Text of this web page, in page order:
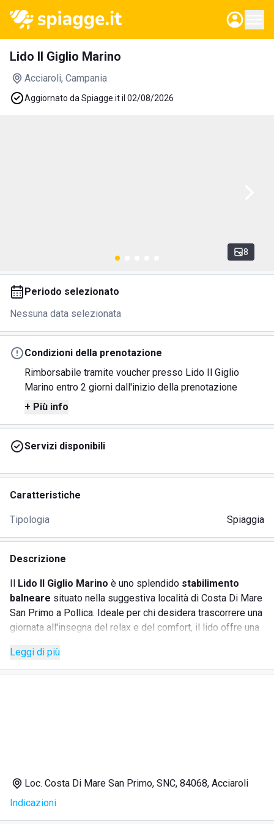
Lido Il Giglio Marino
Acciaroli, Campania
Aggiornato da Spiagge.it il 02/08/2026
8
Periodo selezionato
Nessuna data selezionata
Condizioni della prenotazione
Rimborsabile tramite voucher presso Lido Il Giglio
Marino entro 2 giorni dall'inizio della prenotazione
+ Più info
Servizi disponibili
Caratteristiche
Tipologia Spiaggia
Descrizione
Il Lido Il Giglio Marino è uno splendido stabilimento
balneare situato nella suggestiva località di Costa Di Mare
San Primo a Pollica. Ideale per chi desidera trascorrere una
giornata all'insegna del relax e del comfort, il lido offre una
suoi ospiti.
Accesso facilitato per disabili
Leggi di più
Loc. Costa Di Mare San Primo, SNC, 84068, Acciaroli
Indicazioni